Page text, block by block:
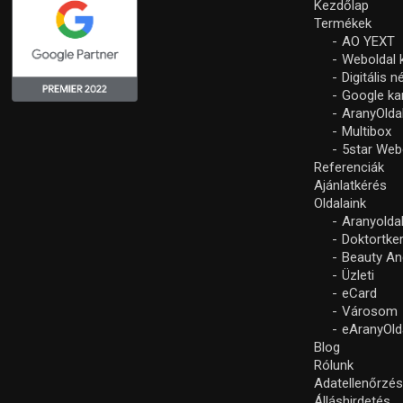
Kezdőlap
Termékek
AO YEXT
Weboldal
Digitális
Google
Multibox
5star
Referenciák
Ajánlatkérés
Oldalaink
Beauty
Üzleti
eCard
Városom
Blog
Rólunk
Adatellenőrzés